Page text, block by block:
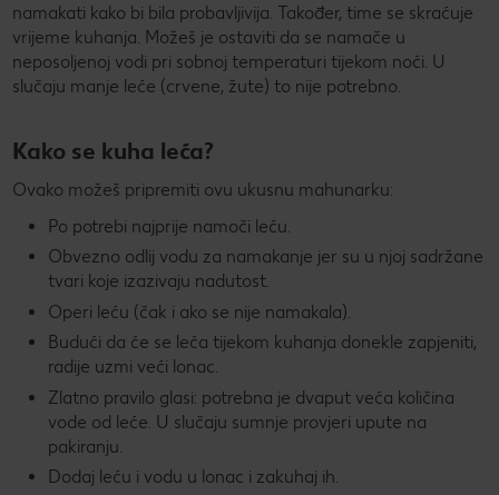
namakati kako bi bila probavljivija. Također, time se skraćuje
vrijeme kuhanja. Možeš je ostaviti da se namače u
neposoljenoj vodi pri sobnoj temperaturi tijekom noći. U
slučaju manje leće (crvene, žute) to nije potrebno.
Kako se kuha leća?
Ovako možeš pripremiti ovu ukusnu mahunarku:
Po potrebi najprije namoči leću.
Obvezno odlij vodu za namakanje jer su u njoj sadržane
tvari koje izazivaju nadutost.
Operi leću (čak i ako se nije namakala).
Budući da će se leća tijekom kuhanja donekle zapjeniti,
radije uzmi veći lonac.
Zlatno pravilo glasi: potrebna je dvaput veća količina
vode od leće. U slučaju sumnje provjeri upute na
pakiranju.
Dodaj leću i vodu u lonac i zakuhaj ih.